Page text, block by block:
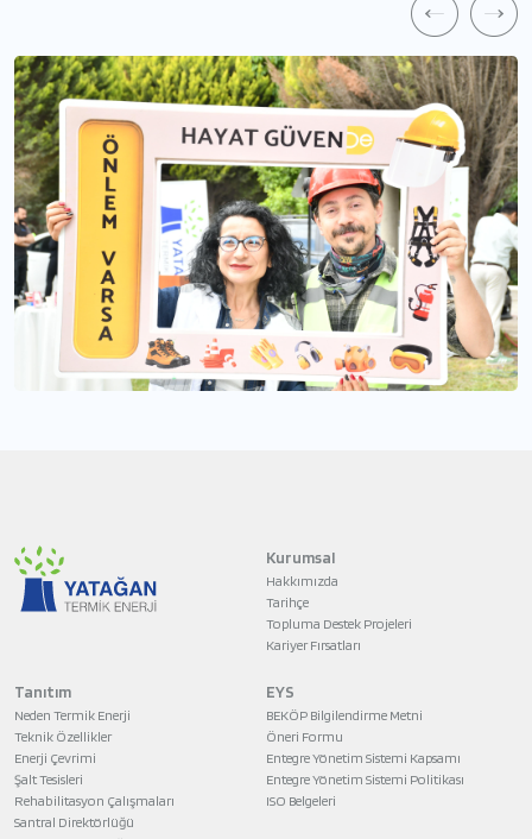
Kurumsal
Hakkımızda
Tarihçe
Topluma Destek Projeleri
Kariyer Fırsatları
Tanıtım
Neden Termik Enerji
Teknik Özellikler
Enerji Çevrimi
Şalt Tesisleri
Rehabilitasyon Çalışmaları
Santral Direktörlüğü
EYS
BEKÖP Bilgilendirme Metni
Öneri Formu
Entegre Yönetim Sistemi Kapsamı
Entegre Yönetim Sistemi Politikası
ISO Belgeleri